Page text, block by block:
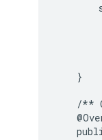
}
/**
@